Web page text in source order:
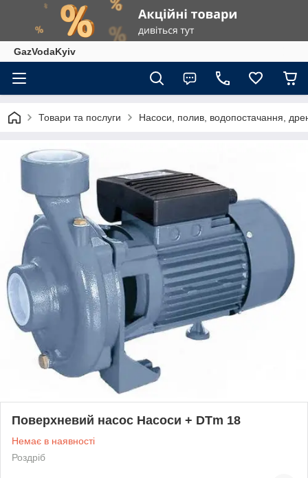
GazVodaKyiv
Товари та послуги Насоси, полив, водопостачання,
Поверхневий насос Насоси + DTm 18
Немає в наявності
Роздріб